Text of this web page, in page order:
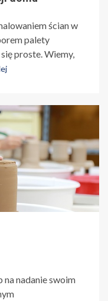
ścian w
palety
proste. Wiemy,
nadanie swoim